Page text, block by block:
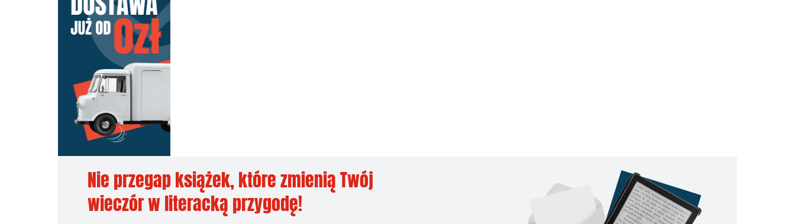
Nie przegap książek, które zmienią Twój
wieczór w literacką przygodę!